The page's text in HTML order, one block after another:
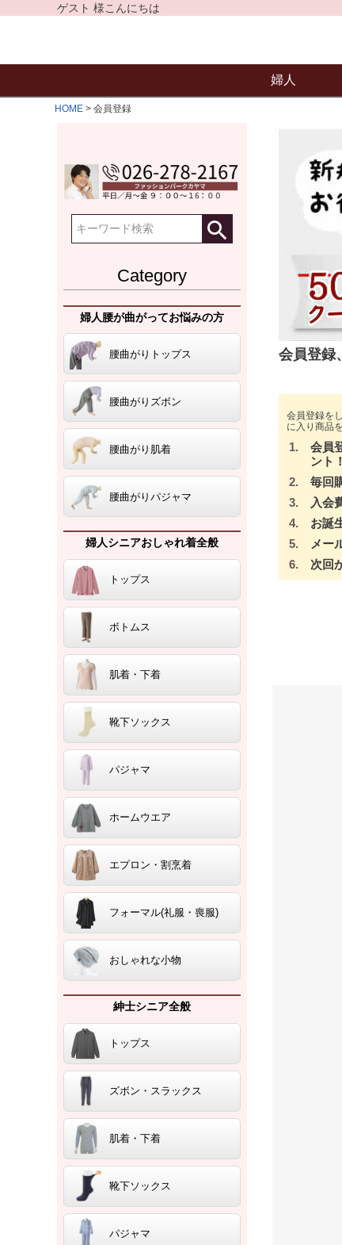
ゲスト 様こんにちは
婦人
HOME 会員登録
Category
婦人腰が曲がってお悩みの方
腰曲がりトップス
腰曲がりズボン
腰曲がり肌着
腰曲がりパジャマ
婦人シニアおしゃれ着全般
トップス
ボトムス
肌着・下着
靴下ソックス
パジャマ
ホームウエア
エプロン・割烹着
フォーマル(礼服・喪服)
おしゃれな小物
紳士シニア全般
トップス
ズボン・スラックス
肌着・下着
靴下ソックス
パジャマ
会員登録
会員登録を
に入り商品
会員
ント！
毎回
入会
お誕
メー
次回